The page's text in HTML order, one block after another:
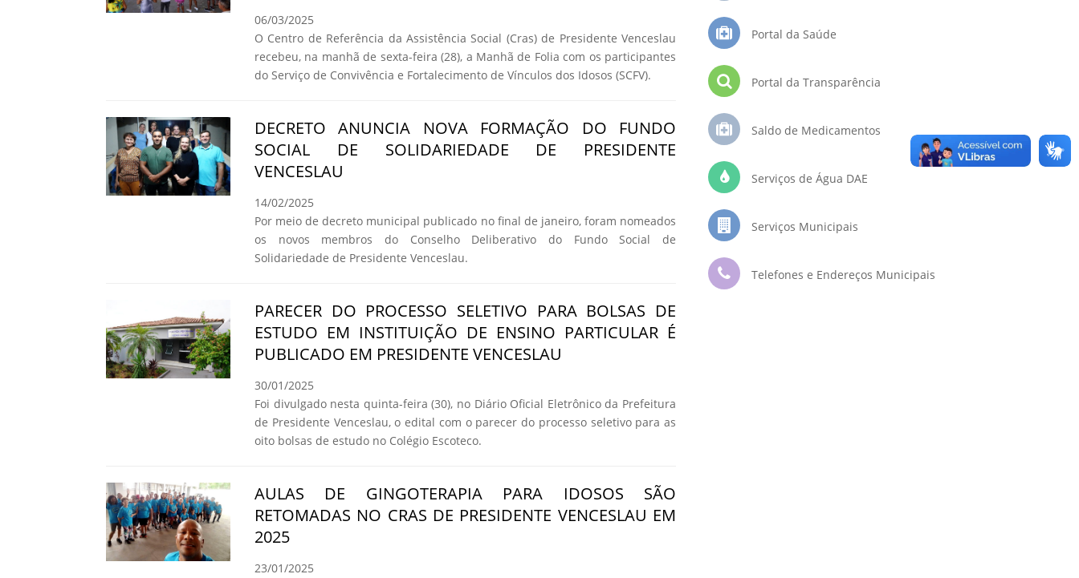
06/03/2025
O Centro de Referência da Assistência Social (Cras) de Presidente Venceslau
recebeu, na manhã de sexta-feira (28), a Manhã de Folia com os participantes
do Serviço de Convivência e Fortalecimento de Vínculos dos Idosos (SCFV).
DECRETO ANUNCIA NOVA FORMAÇÃO DO FUNDO
SOCIAL DE SOLIDARIEDADE DE PRESIDENTE
VENCESLAU
14/02/2025
Por meio de decreto municipal publicado no final de janeiro, foram nomeados
os novos membros do Conselho Deliberativo do Fundo Social de
Solidariedade de Presidente Venceslau.
PARECER DO PROCESSO SELETIVO PARA BOLSAS DE
ESTUDO EM INSTITUIÇÃO DE ENSINO PARTICULAR É
PUBLICADO EM PRESIDENTE VENCESLAU
30/01/2025
Foi divulgado nesta quinta-feira (30), no Diário Oficial Eletrônico da Prefeitura
de Presidente Venceslau, o edital com o parecer do processo seletivo para as
oito bolsas de estudo no Colégio Escoteco.
AULAS DE GINGOTERAPIA PARA IDOSOS SÃO
RETOMADAS NO CRAS DE PRESIDENTE VENCESLAU EM
2025
23/01/2025
Portal da Saúde
Portal da Transparência
Saldo de Medicamentos
Serviços de Água DAE
Serviços Municipais
Telefones e Endereços Municipais